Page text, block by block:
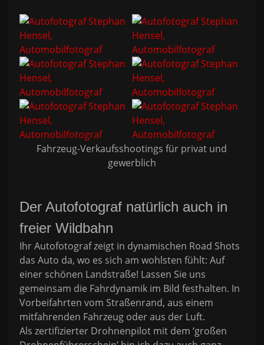
Fahrzeug-Verkaufsshootings für privat und
gewerblich
Der Autofotograf natürlich auch in
freier Wildbahn
Ihr Autofotograf zeigt in dynamischen Road Shots
das Auto da, wo es sich am wohlsten fühlt: Auf
einer schönen Landstraße! Lassen Sie uns
gemeinsam die Fahrdynamik im Bild festhalten. In
Vorbeifahrten vom Straßenrand, aus einem
mitfahrenden Fahrzeug oder aus der Luft.
Als zertifizierter Drohnenpilot mit dem ‘großen